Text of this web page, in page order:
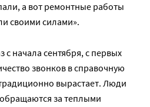
а вот ремонтные работы
своими силами».
с начала сентября, с первых
звонков в справочную
вырастает. Люди
за теплыми